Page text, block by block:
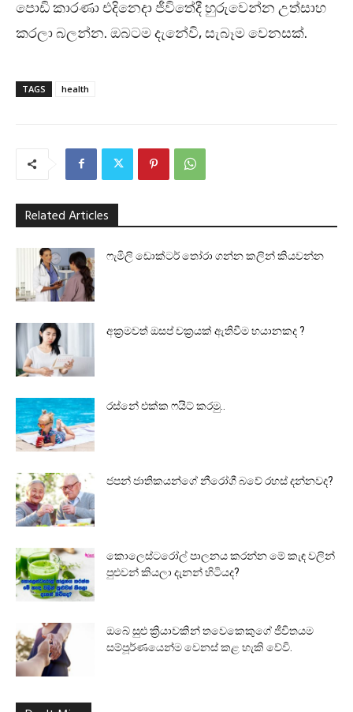
පොඩි කාරණා එදිනෙදා ජීවිතේදී හුරුවෙන්න උත්සාහ
කරලා බලන්න. ඔබටම දැනේවි, සැබෑම වෙනසක්.
TAGS health
Related Articles
ෆැමිලි ඩොක්ටර් තෝරා ගන්න කලින් කියවන්න
අක්‍රමවත් ඔසප් චක්‍රයක් ඇතිවීම භයානකද ?
රස්නේ එක්ක ෆයිට් කරමු..
ජපන් ජාතිකයන්ගේ නීරෝගී බවේ රහස් දන්නවද?
කොලෙස්ටරෝල් පාලනය කරන්න මේ කැඳ වලින්
පුළුවන් කියලා දැනන් හිටියද?
ඔබේ සුළු ක්‍රියාවකින් තවෙකෙකුගේ ජීවිතයම
සම්පූර්ණයෙන්ම වෙනස් කළ හැකි වේවි.